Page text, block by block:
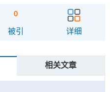
0
被引 详细
相关文章